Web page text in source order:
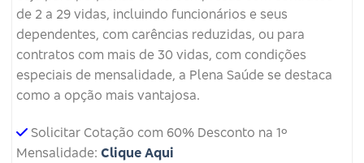
de 2 a 29 vidas, incluindo funcionários e seus
dependentes, com carências reduzidas, ou para
contratos com mais de 30 vidas, com condições
especiais de mensalidade, a Plena Saúde se destaca
como a opção mais vantajosa.
Solicitar Cotação com 60% Desconto na 1º
Mensalidade: Clique Aqui